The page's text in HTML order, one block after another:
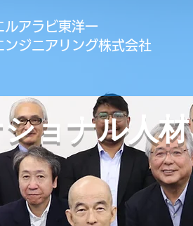
ルアラビ東洋一
ンジニアリング株式会社
ョナル人